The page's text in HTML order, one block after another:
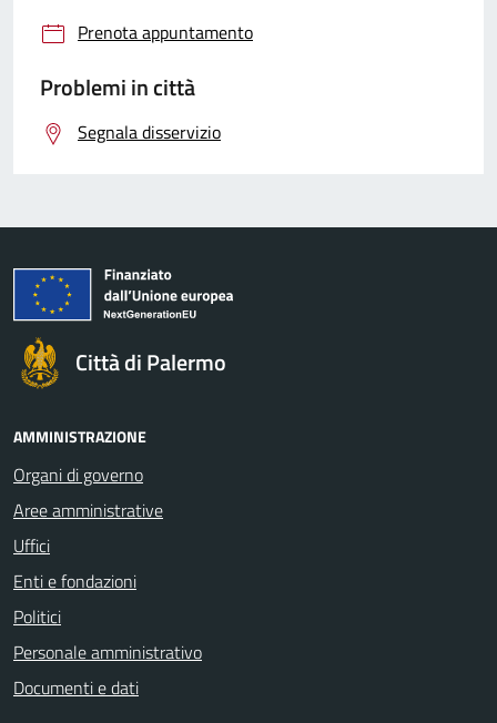
Prenota appuntamento
Problemi in città
Segnala disservizio
Città di Palermo
AMMINISTRAZIONE
Organi di governo
Aree amministrative
Uffici
Enti e fondazioni
Politici
Personale amministrativo
Documenti e dati